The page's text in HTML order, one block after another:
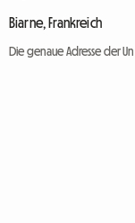
Biarne, Frankreich
Die genaue Adresse der